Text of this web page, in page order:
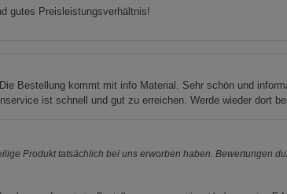
gutes Preisleistungsverhältnis!
Bestellung kommt mit info Material. Sehr schön und
ist schnell und gut zu erreichen. Werde wieder dort
Produkt tatsächlich bei uns erworben haben. Bewertungen